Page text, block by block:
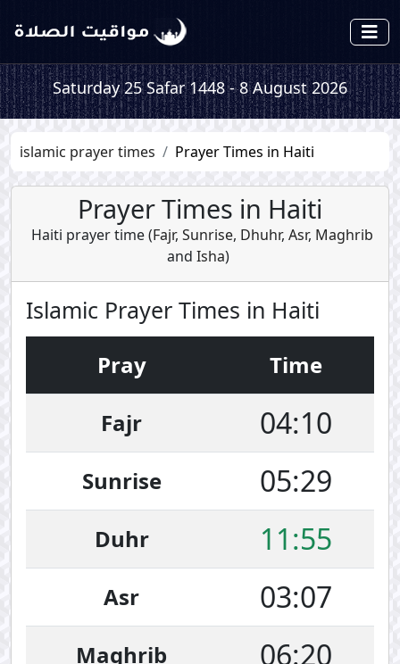
Saturday 25 Safar 1448 - 8 August 2026
islamic prayer times Prayer Times in Haiti
Prayer Times in Haiti
Haiti prayer time (Fajr, Sunrise, Dhuhr, Asr, Maghrib
and Isha)
Islamic Prayer Times in Haiti
Pray
Time
Fajr
04:10
Sunrise 05:29
Duhr 11:55
Asr 03:07
Maghrib 06:20